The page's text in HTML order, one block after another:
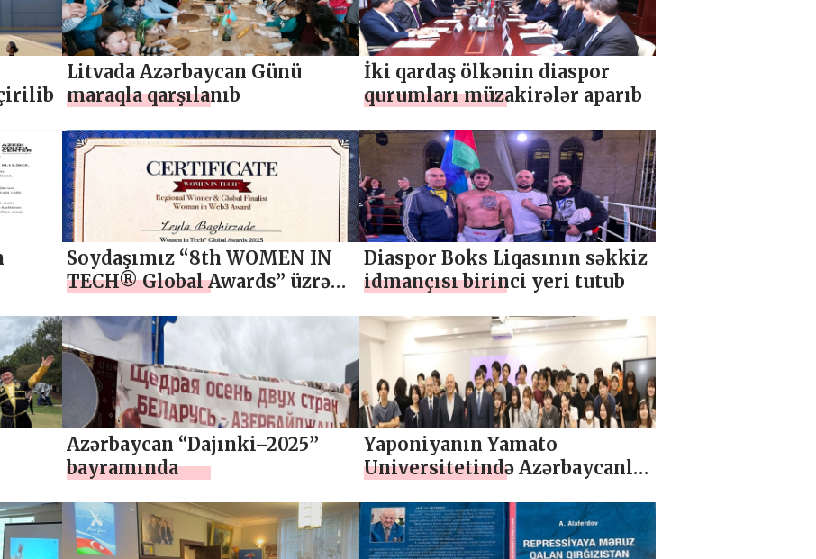
Litvada Azərbaycan Günü
maraqla qarşılanıb
İki qardaş ölkənin diaspor
qurumları müzakirələr aparıb
Soydaşımız “8th WOMEN IN
TECH® Global Awards” üzrə
Diaspor Boks Liqasının səkkiz
idmançısı birinci yeri tutub
Azərbaycan “Dajınki–2025”
bayramında
Yaponiyanın Yamato
Universitetində Azərbaycanla